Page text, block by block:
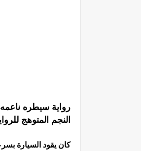
رواية سيطره ناعمه
النجم المتوهج
كان يقود السيارة